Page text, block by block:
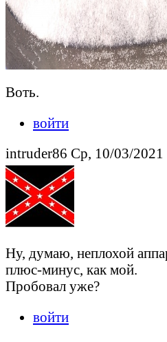
Воть.
войти
intruder86 Ср, 10/03/2021
Ну, думаю, неплохой
плюс-минус, как мой.
Пробовал уже?
войти